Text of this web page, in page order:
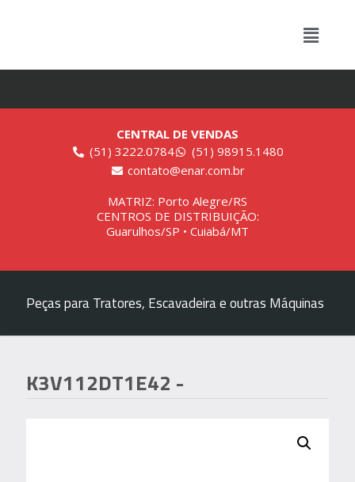
CENTRAL DE VENDAS
(51) 3222.0784
(51) 98915.1480
contato@enar.com.br
MATRIZ: Porto Alegre/RS
CENTROS DE DISTRIBUIÇÃO:
Guarulhos/SP • Cuiabá/MT
Peças para Tratores, Escavadeira e outras Máquinas
K3V112DT1E42 -